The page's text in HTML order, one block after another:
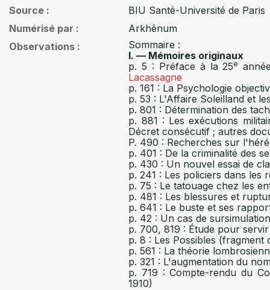
Source
BIU Santé-Université de Paris
Numérisé par
Arkhênum
Observations
Sommaire :
I. — Mémoires originaux
p. 5 : Préface à la 25e
Lacassagne
p. 161 : La Psychologie
p. 53 : L'Affaire Soleilland et
p. 801 : Détermination des
p. 881 : Les exécutions
Décret consécutif ; autres
P. 490 : Recherches sur
p. 401 : De la criminalité des
p. 430 : Un nouvel essai de
p. 241 : Les policiers dans les
p. 75 : Le tatouage chez les
p. 481 : Les blessures et
p. 641 : Le buste et ses
p. 42 : Un cas de
p. 700, 819 : Étude pour
p. 8 : Les Possibles (fragment
p. 561 : La théorie
p. 321 : L'augmentation du
p. 719 : Compte-rendu du
1910)